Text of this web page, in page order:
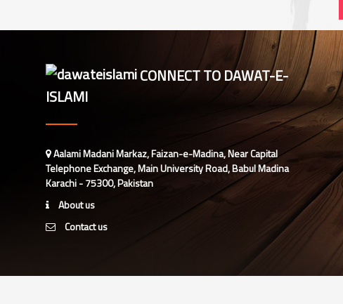
CONNECT TO DAWAT-E-
ISLAMI
Aalami Madani Markaz, Faizan-e-Madina, Near Capital
Telephone Exchange, Main University Road, Babul Madina
Karachi - 75300, Pakistan
About us
Contact us